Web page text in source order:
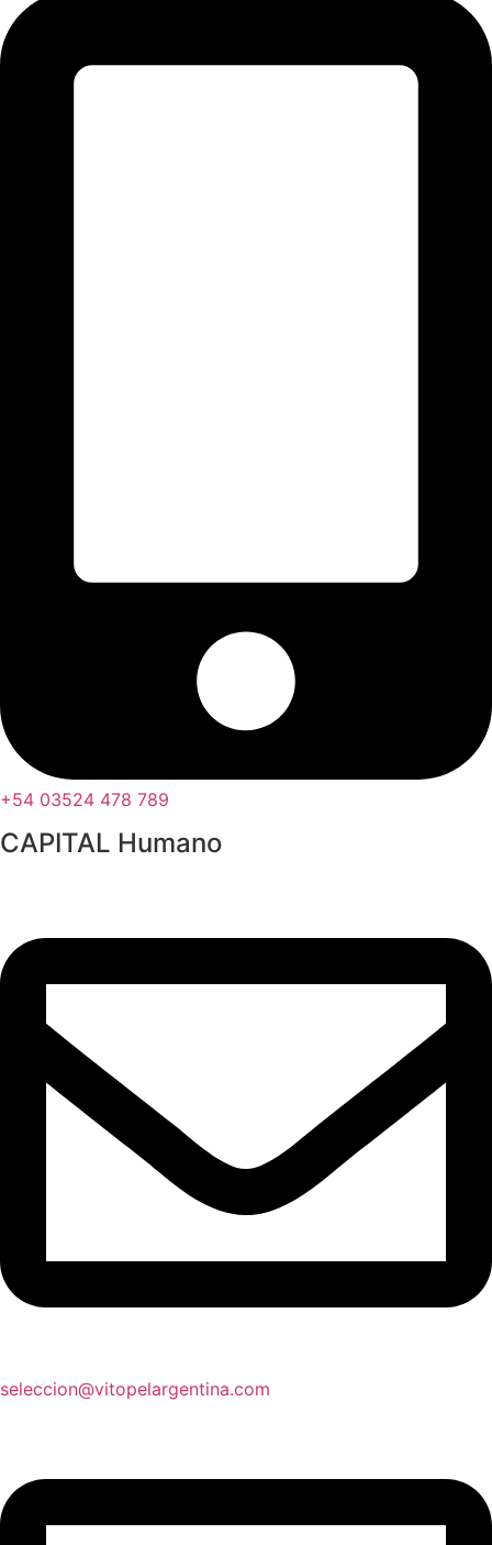
+54 03524 478 789​
CAPITAL Humano
seleccion@vitopelargentina.com